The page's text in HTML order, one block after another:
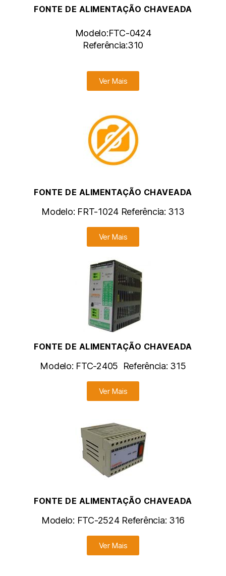
FONTE DE ALIMENTAÇÃO CHAVEADA
Modelo:FTC-0424
Referência:310
Ver Mais
FONTE DE ALIMENTAÇÃO CHAVEADA
Modelo: FRT-1024Referência: 313
Ver Mais
FONTE DE ALIMENTAÇÃO CHAVEADA
Modelo: FTC-2405 Referência: 315
Ver Mais
FONTE DE ALIMENTAÇÃO CHAVEADA
Modelo: FTC-2524 Referência: 316
Ver Mais